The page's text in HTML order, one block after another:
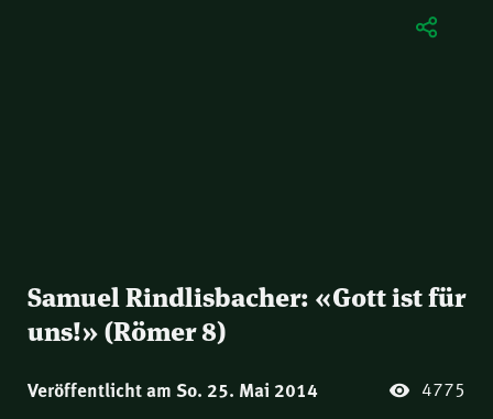
Samuel Rindlisbacher: «Gott ist für
uns!» (Römer 8)
Veröffentlicht am So. 25. Mai 2014 4775